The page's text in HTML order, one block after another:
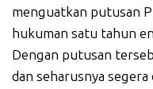
menguatkan putusan
hukuman satu tahun
Dengan putusan
dan seharusnya segera